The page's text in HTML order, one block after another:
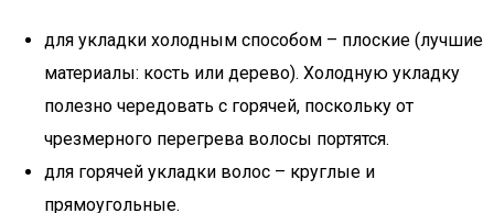
для укладки холодным способом – плоские (лучшие
материалы: кость или дерево). Холодную укладку
полезно чередовать с горячей, поскольку от
чрезмерного перегрева волосы портятся.
для горячей укладки волос – круглые и
прямоугольные.